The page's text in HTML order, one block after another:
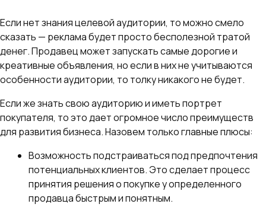
Если нет знания целевой аудитории, то можно смело
сказать — реклама будет просто бесполезной тратой
денег. Продавец может запускать самые дорогие и
креативные объявления, но если в них не учитываются
особенности аудитории, то толку никакого не будет.
Если же знать свою аудиторию и иметь портрет
покупателя, то это дает огромное число преимуществ
для развития бизнеса. Назовем только главные плюсы:
Возможность подстраиваться под предпочтения
потенциальных клиентов. Это сделает процесс
принятия решения о покупке у определенного
продавца быстрым и понятным.